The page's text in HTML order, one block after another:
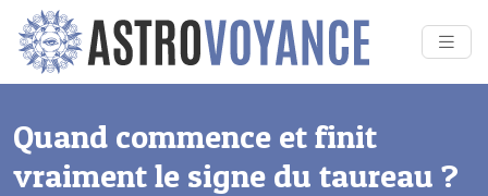
Quand commence et finit
vraiment le signe du taureau ?